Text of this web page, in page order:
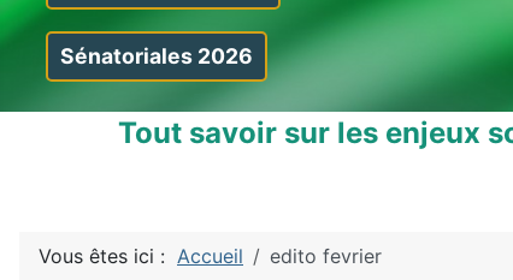
Sénatoriales 2026
Tout savoir sur les enjeux
Vous êtes ici : Accueil edito fevrier